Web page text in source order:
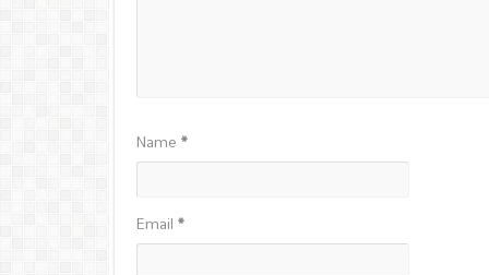
Name*
Email*